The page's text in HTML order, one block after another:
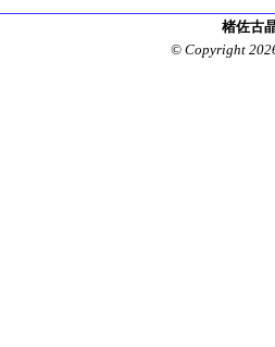
楮佐古
© Copyright